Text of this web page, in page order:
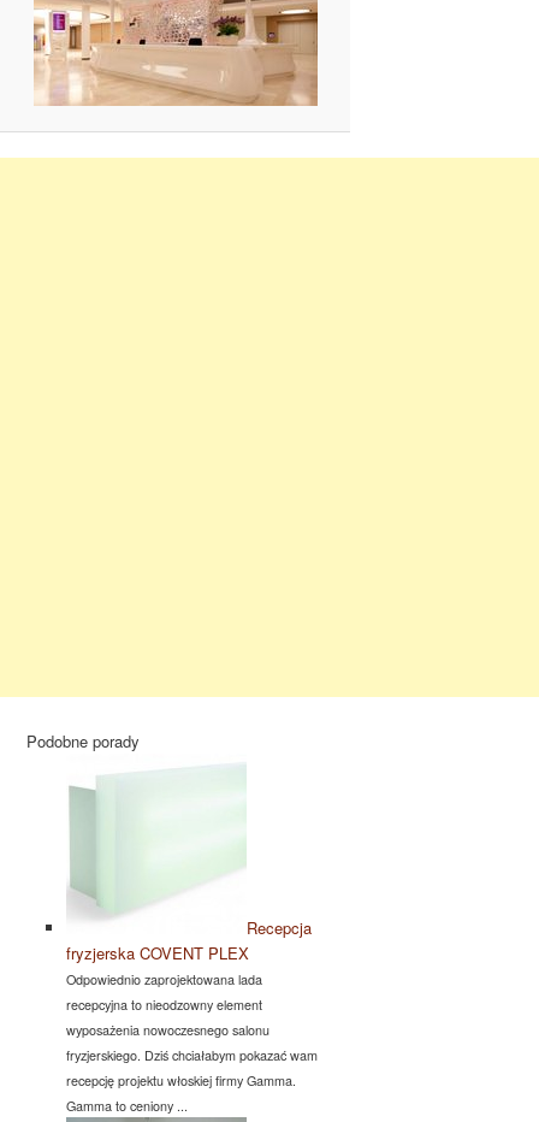
Podobne porady
Recepcja
fryzjerska COVENT PLEX
Odpowiednio zaprojektowana lada
recepcyjna to nieodzowny element
wyposażenia nowoczesnego salonu
fryzjerskiego. Dziś chciałabym pokazać wam
recepcję projektu włoskiej firmy Gamma.
Gamma to ceniony ...